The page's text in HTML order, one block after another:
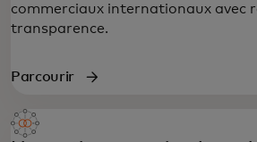
commerciaux internationaux avec
transparence.
Parcourir